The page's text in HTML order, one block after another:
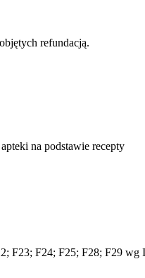
refundacją.
na podstawie recepty
F23; F24; F25; F28; F29 wg